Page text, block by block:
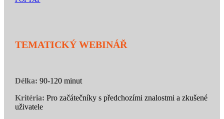
TEMATICKÝ WEBINÁŘ
Délka: 90-120 minut
Kritéria: Pro začátečníky s předchozími znalostmi a zkušené
uživatele